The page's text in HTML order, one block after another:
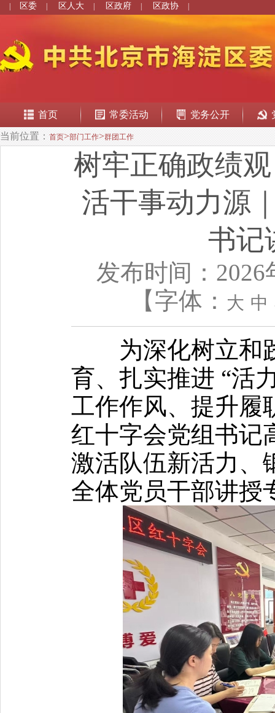
区委 区人大 区政府 区政协
首页 常委活动 党务公开
当前位置： 首页>部门工作>群团工作
树牢正确政绩
活干事动力源
书记
发布时间：2026
【字体： 大 中
为深化树立和
育、扎实推进 “活
工作作风、提升履
红十字会党组书记
激活队伍新活力、
全体党员干部讲授